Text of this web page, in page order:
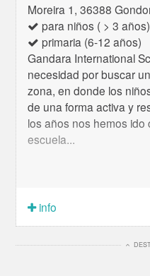
Moreira 1, 36388
para niños ( > 3 años)
primaria (6-12 años)
Gandara International
necesidad por buscar
zona, en donde los
de una forma activa y
los años nos hemos
escuela...
info